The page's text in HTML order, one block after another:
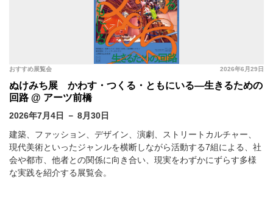
2026年6月29日
おすすめ展覧会
ぬけみち展 かわす・つくる・ともにいる―生きるための
回路 @ アーツ前橋
2026年7月4日 － 8月30日
建築、ファッション、デザイン、演劇、ストリートカルチャー、
現代美術といったジャンルを横断しながら活動する7組による、社
会や都市、他者との関係に向き合い、現実をわずかにずらす多様
な実践を紹介する展覧会。